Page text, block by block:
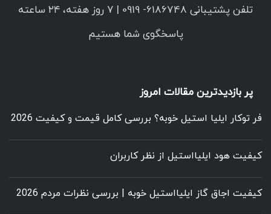
تلفن پشتیبانی 6186748- 0919 | ۷ روز هفته، ۲۴ ساعته
پاسخگوی شما هستیم
پر بازدیدترین مقالات امروز
فر توکار ایلیا استیل خوبه؟ بررسی کامل قیمت و کیفیت 2026
کیفیت هود ایلیااستیل از نظر کاربران
کیفیت اجاق گاز ایلیااستیل خوبه | بررسی نظرات مردم 2026